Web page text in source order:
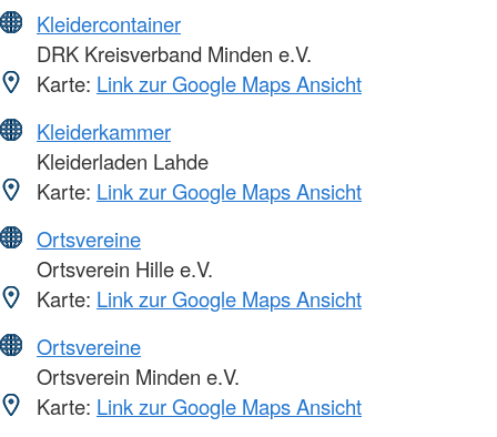
Kleidercontainer
DRK Kreisverband Minden e.V.
Karte: Link zur Google Maps Ansicht
Kleiderkammer
Kleiderladen Lahde
Karte: Link zur Google Maps Ansicht
Ortsvereine
Ortsverein Hille e.V.
Karte: Link zur Google Maps Ansicht
Ortsvereine
Ortsverein Minden e.V.
Karte: Link zur Google Maps Ansicht